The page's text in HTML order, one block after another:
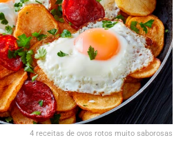
4 receitas de ovos rotos muito saborosas